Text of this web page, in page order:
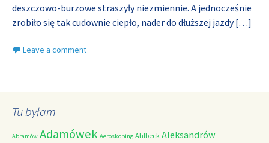
deszczowo-burzowe straszyły niezmiennie. A jednocześnie
zrobiło się tak cudownie ciepło, nader do dłuższej jazdy[…]
Leave a comment
Tu byłam
Abramów Adamówek Aeroskobing Ahlbeck Aleksandrów